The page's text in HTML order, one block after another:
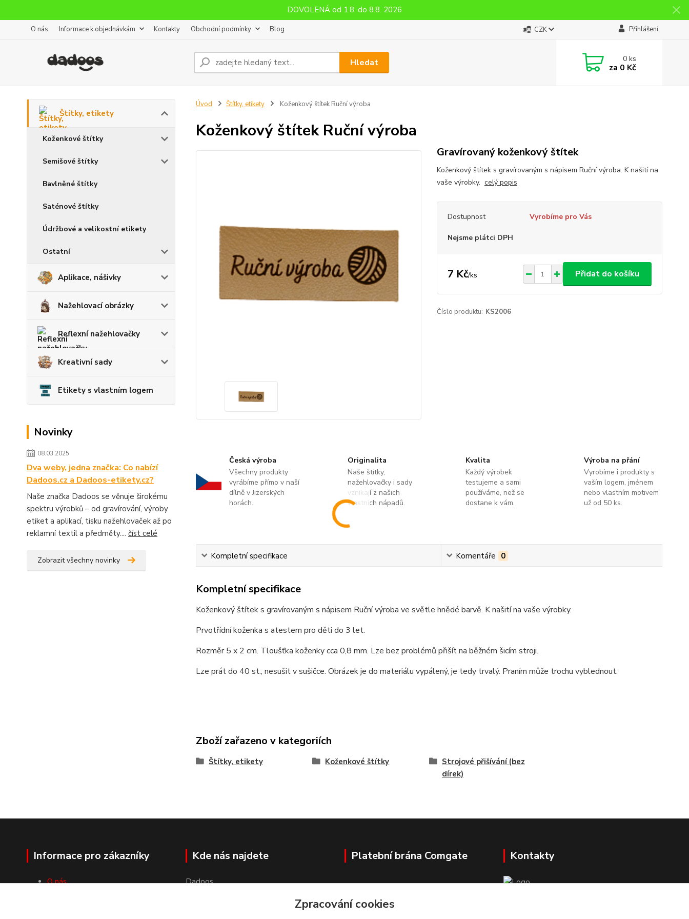
DOVOLENÁ od 1.8. do 8.8. 2026
O nás Informace k objednávkám Kontakty Obchodní podmínky Blog CZK Přihlášení
Hledat 0ks
za 0 Kč
Štítky, etikety
Koženkové štítky
Semišové štítky
Bavlněné štítky
Saténové štítky
Údržbové a velikostní etikety
Ostatní
Aplikace, nášivky
Nažehlovací obrázky
Reflexní nažehlovačky
Kreativní sady
Etikety s vlastním logem
Novinky
08.03.2025
Dva weby, jedna značka: Co nabízí
Dadoos.cz a Dadoos-etikety.cz?
Naše značka Dadoos se věnuje širokému
spektru výrobků – od gravírování, výroby
etiket a aplikací, tisku nažehlovaček až po
reklamní textil a předměty.... číst celé
Zobrazit všechny novinky
Úvod Štítky, etikety Koženkový štítek Ruční výroba
Koženkový štítek Ruční výroba
Gravírovaný koženkový štítek
Koženkový štítek s gravírovaným s nápisem Ruční výroba. K našití na
vaše výrobky. celý popis
Dostupnost Vyrobíme pro Vás
Nejsme plátci DPH
7 Kč/ks Přidat do košíku
Číslo produktu: KS2006
Česká výroba
Všechny produkty
vyrábíme přímo v naší
dílně v Jizerských
horách.
Originalita
Naše štítky,
nažehlovačky i sady
vznikají z našich
vlastních nápadů.
Kvalita
Každý výrobek
testujeme a sami
používáme, než se
dostane k vám.
Výroba na přání
Vyrobíme i produkty s
vaším logem, jménem
nebo vlastním motivem
už od 50 ks.
Kompletní specifikace Komentáře 0
Kompletní specifikace
Koženkový štítek s gravírovaným s nápisem Ruční výroba ve světle hnědé barvě. K našití na vaše výrobky.
Prvotřídní koženka s atestem pro děti do 3 let.
Rozměr 5 x 2 cm. Tloušťka koženky cca 0,8 mm. Lze bez problémů přišít na běžném šicím stroji.
Lze prát do 40 st., nesušit v sušičce. Obrázek je do materiálu vypálený, je tedy trvalý. Praním může trochu vyblednout.
Zboží zařazeno v kategoriích
Štítky, etikety Koženkové štítky
Strojové přišívání (bez
dírek)
Informace pro zákazníky
O nás
Kde nás najdete
Dadoos
Platební brána Comgate Kontakty
Zpracování cookies